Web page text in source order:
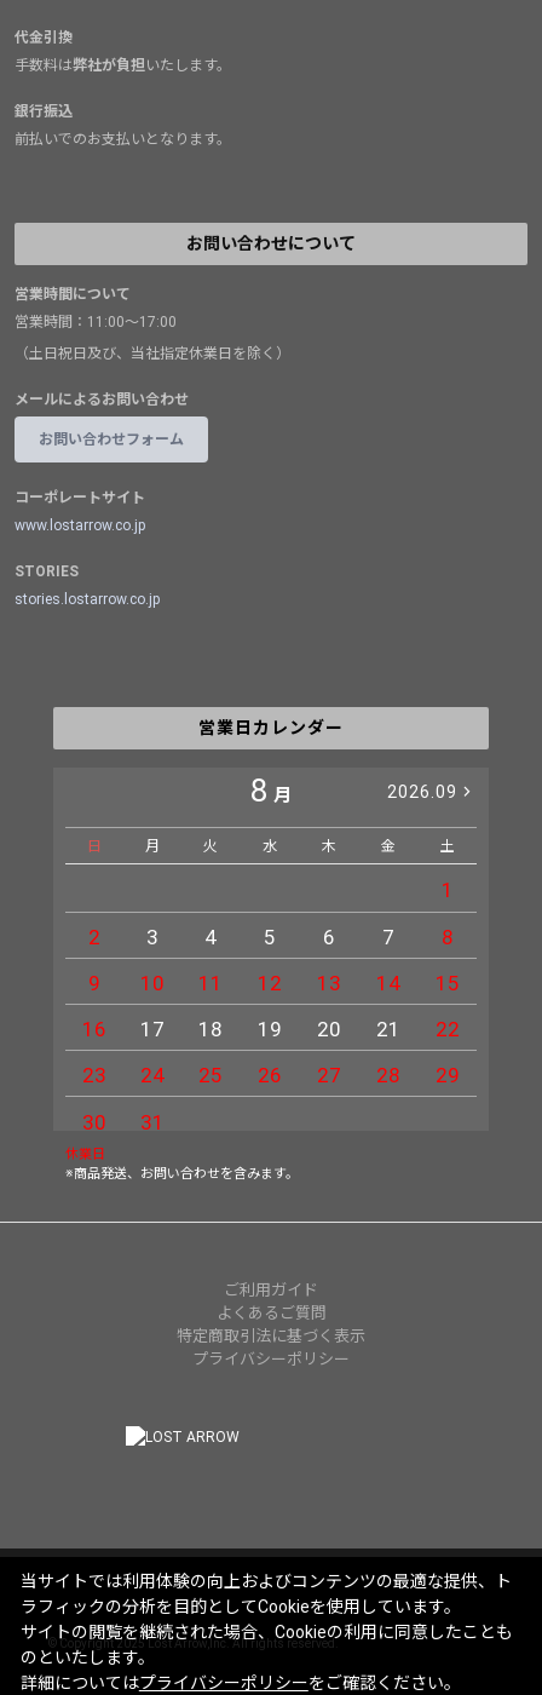
代金引換
手数料は弊社が負担いたします。
銀行振込
前払いでのお支払いとなります。
お問い合わせについて
営業時間について
営業時間：11:00～17:00
（土日祝日及び、当社指定休業日を除く）
メールによるお問い合わせ
お問い合わせフォーム
コーポレートサイト
www.lostarrow.co.jp
STORIES
stories.lostarrow.co.jp
営業日カレンダー
8 月 2026.09
日 月 火 水 木 金 土
1
2
3 4 5 6 7
8
9
10 11 12 13 14
15
16
17 18 19 20 21
22
23
24 25 26 27 28
29
30
31
休業日
※商品発送、お問い合わせを含みます。
ご利用ガイド
よくあるご質問
特定商取引法に基づく表示
プライバシーポリシー
© Copyright 2025 Lost Arrow,Inc. All rights reserved.
当サイトでは利用体験の向上およびコンテンツの最適な提供、ト
ラフィックの分析を目的としてCookieを使用しています。
サイトの閲覧を継続された場合、Cookieの利用に同意したことも
のといたします。
詳細についてはプライバシーポリシーをご確認ください。